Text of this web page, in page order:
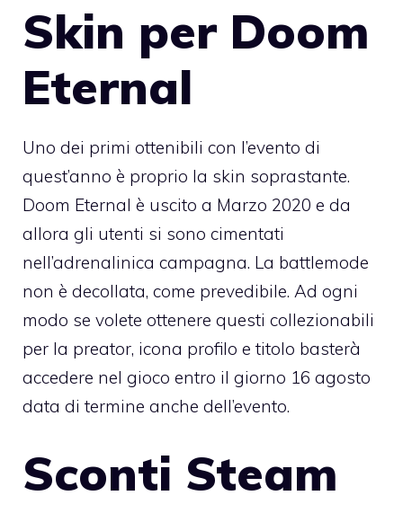
Skin per Doom
Eternal
Uno dei primi ottenibili con l’evento di
quest’anno è proprio la skin soprastante.
Doom Eternal è uscito a Marzo 2020 e da
allora gli utenti si sono cimentati
nell’adrenalinica campagna. La battlemode
non è decollata, come prevedibile. Ad ogni
modo se volete ottenere questi collezionabili
per la preator, icona profilo e titolo basterà
accedere nel gioco entro il giorno 16 agosto
data di termine anche dell’evento.
Sconti Steam